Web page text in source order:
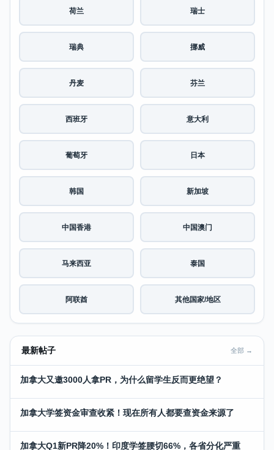
荷兰 瑞士
瑞典 挪威
丹麦 芬兰
西班牙 意大利
葡萄牙 日本
韩国 新加坡
中国香港 中国澳门
马来西亚 泰国
阿联酋 其他国家/地区
最新帖子 全部 →
加拿大又邀3000人拿PR，为什么留学生反而更绝望？
加拿大学签资金审查收紧！现在所有人都要查资金来源了
加拿大Q1新PR降20%！印度学签腰切66%，各省分化严重